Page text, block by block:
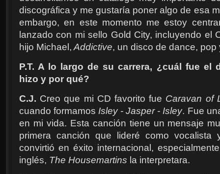
discográfica y me gustaría poner algo de esa
embargo, en este momento me estoy
lanzado con mi sello Gold City, incluyendo el
hijo Michael, Addictive, un disco de dance, pop
P.T. A lo largo de su carrera, ¿cuál fue el
hizo y por qué?
C.J. Creo que mi CD favorito fue Caravan of
cuando formamos Isley - Jasper - Isley. Fue
en mi vida. Esta canción tiene un mensaje
primera canción que lideré como
convirtió en éxito internacional,
inglés, The Housemartins la interpretara.